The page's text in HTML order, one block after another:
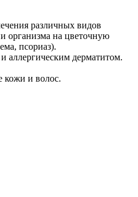
различных видов
организма на цветочную
псориаз).
аллергическим дерматитом.
кожи и волос.